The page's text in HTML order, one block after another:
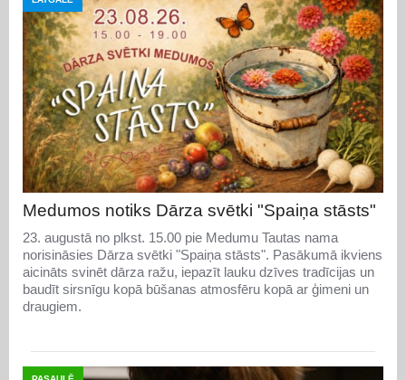
Medumos notiks Dārza svētki "Spaiņa stāsts"
23. augustā no plkst. 15.00 pie Medumu Tautas nama
norisināsies Dārza svētki "Spaiņa stāsts". Pasākumā ikviens
aicināts svinēt dārza ražu, iepazīt lauku dzīves tradīcijas un
baudīt sirsnīgu kopā būšanas atmosfēru kopā ar ģimeni un
draugiem.